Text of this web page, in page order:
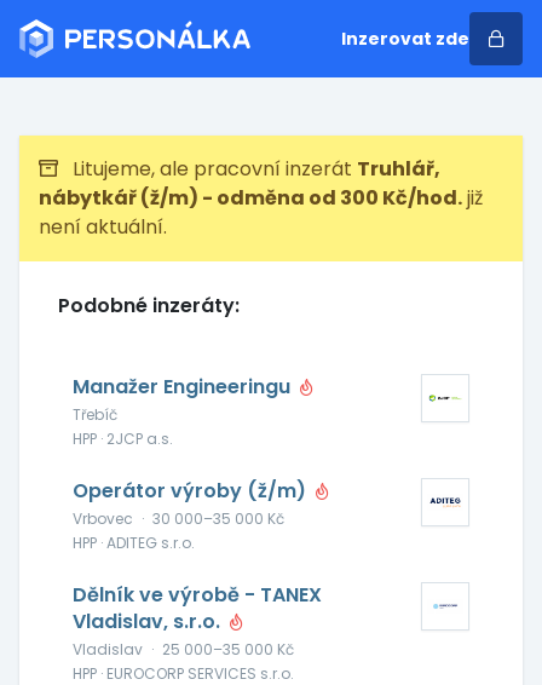
Inzerovat zde
Litujeme, ale pracovní inzerát Truhlář,
nábytkář (ž/m) - odměna od 300 Kč/hod.již
není aktuální.
Podobné inzeráty:
Manažer Engineeringu
Třebíč
HPP · 2JCP a.s.
Operátor výroby (ž/m)
Vrbovec · 30 000–35 000 Kč
HPP · ADITEG s.r.o.
Dělník ve výrobě - TANEX
Vladislav, s.r.o.
Vladislav · 25 000–35 000 Kč
HPP · EUROCORP SERVICES s.r.o.